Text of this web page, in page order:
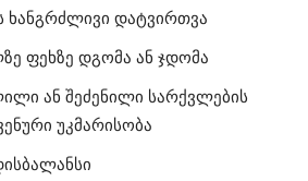
ხანგრძლივი დატვირთვა
ფეხზე დგომა ან ჯდომა
ან შეძენილი სარქვლების
უკმარისობა